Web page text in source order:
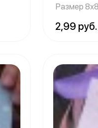
Размер
2,99 руб.